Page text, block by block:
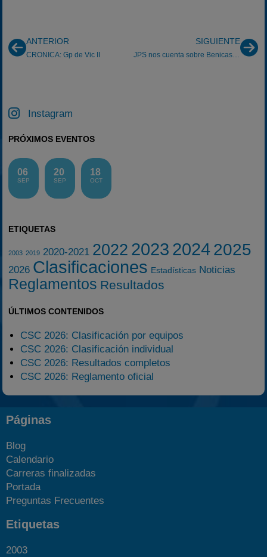
ANTERIOR
CRONICA: Gp de Vic II
SIGUIENTE
JPS nos cuenta sobre Benicassim II
Instagram
PRÓXIMOS EVENTOS
06
SEP
20
SEP
18
OCT
ETIQUETAS
2003 2019 2020-2021 2022 2023 20242025
2026 Clasificaciones Estadísticas Noticias
Reglamentos Resultados
ÚLTIMOS CONTENIDOS
CSC 2026: Clasificación por equipos
CSC 2026: Clasificación individual
CSC 2026: Resultados completos
CSC 2026: Reglamento oficial
Páginas
Blog
Calendario
Carreras finalizadas
Portada
Preguntas Frecuentes
Etiquetas
2003